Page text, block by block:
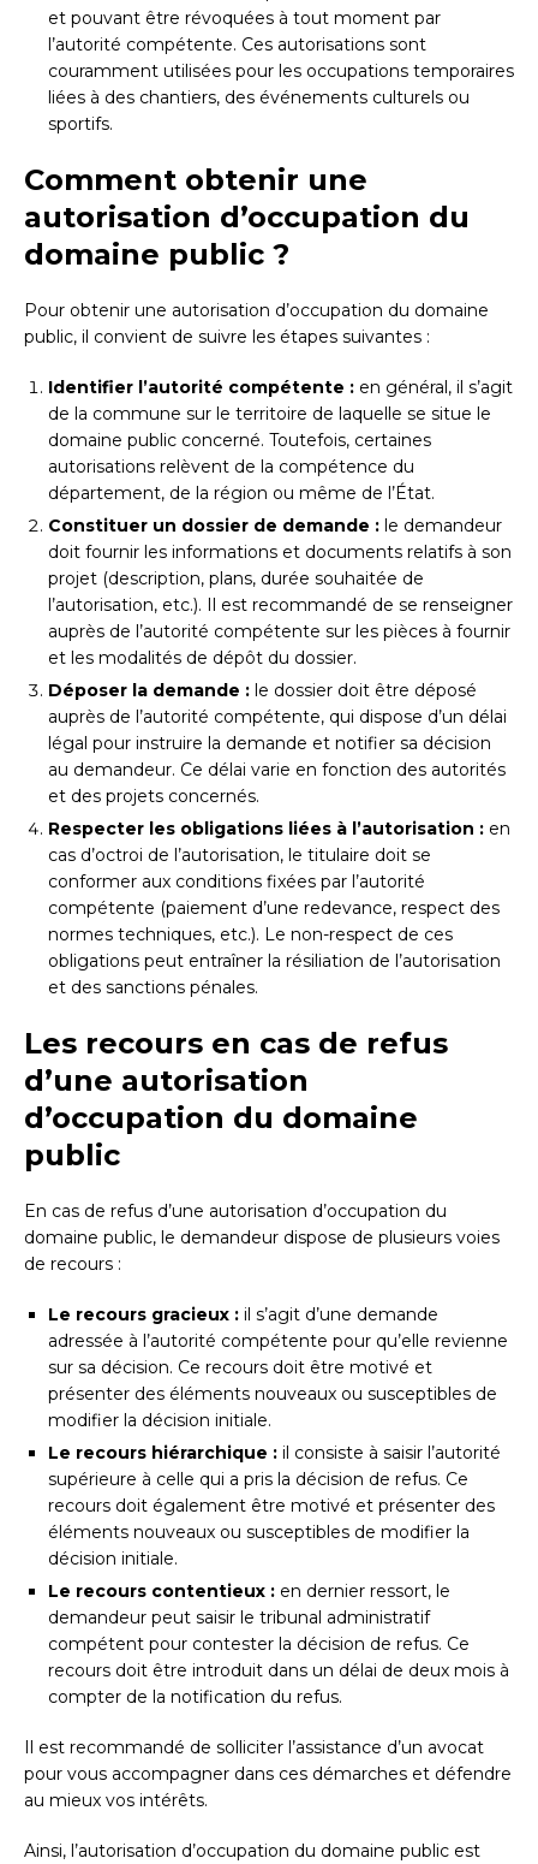
et pouvant être révoquées à tout moment par
l’autorité compétente. Ces autorisations sont
couramment utilisées pour les occupations temporaires
liées à des chantiers, des événements culturels ou
sportifs.
Comment obtenir une
autorisation d’occupation du
domaine public ?
Pour obtenir une autorisation d’occupation du domaine
public, il convient de suivre les étapes suivantes :
Identifier l’autorité compétente : en général, il s’agit
de la commune sur le territoire de laquelle se situe le
domaine public concerné. Toutefois, certaines
autorisations relèvent de la compétence du
département, de la région ou même de l’État.
Constituer un dossier de demande : le demandeur
doit fournir les informations et documents relatifs à son
projet (description, plans, durée souhaitée de
l’autorisation, etc.). Il est recommandé de se renseigner
auprès de l’autorité compétente sur les pièces à fournir
et les modalités de dépôt du dossier.
Déposer la demande : le dossier doit être déposé
auprès de l’autorité compétente, qui dispose d’un délai
légal pour instruire la demande et notifier sa décision
au demandeur. Ce délai varie en fonction des autorités
et des projets concernés.
Respecter les obligations liées à l’autorisation : en
cas d’octroi de l’autorisation, le titulaire doit se
conformer aux conditions fixées par l’autorité
compétente (paiement d’une redevance, respect des
normes techniques, etc.). Le non-respect de ces
obligations peut entraîner la résiliation de l’autorisation
et des sanctions pénales.
Les recours en cas de refus
d’une autorisation
d’occupation du domaine
public
En cas de refus d’une autorisation d’occupation du
domaine public, le demandeur dispose de plusieurs voies
de recours :
Le recours gracieux : il s’agit d’une demande
adressée à l’autorité compétente pour qu’elle revienne
sur sa décision. Ce recours doit être motivé et
présenter des éléments nouveaux ou susceptibles de
modifier la décision initiale.
Le recours hiérarchique : il consiste à saisir l’autorité
supérieure à celle qui a pris la décision de refus. Ce
recours doit également être motivé et présenter des
éléments nouveaux ou susceptibles de modifier la
décision initiale.
Le recours contentieux : en dernier ressort, le
demandeur peut saisir le tribunal administratif
compétent pour contester la décision de refus. Ce
recours doit être introduit dans un délai de deux mois à
compter de la notification du refus.
Il est recommandé de solliciter l’assistance d’un avocat
pour vous accompagner dans ces démarches et défendre
au mieux vos intérêts.
Ainsi, l’autorisation d’occupation du domaine public est